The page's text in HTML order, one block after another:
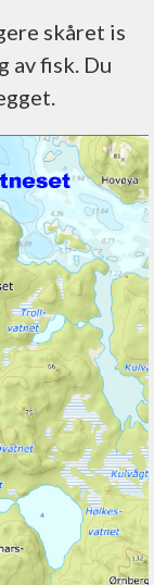
skåret is
av fisk. Du